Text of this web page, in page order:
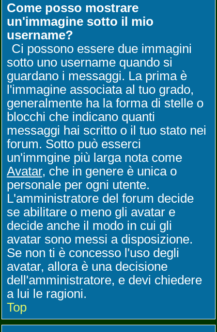
Come posso mostrare
un'immagine sotto il mio
username?
Ci possono essere due immagini
sotto uno username quando si
guardano i messaggi. La prima è
l'immagine associata al tuo grado,
generalmente ha la forma di stelle o
blocchi che indicano quanti
messaggi hai scritto o il tuo stato nei
forum. Sotto può esserci
un'immgine più larga nota come
Avatar, che in genere è unica o
personale per ogni utente.
L'amministratore del forum decide
se abilitare o meno gli avatar e
decide anche il modo in cui gli
avatar sono messi a disposizione.
Se non ti è concesso l'uso degli
avatar, allora è una decisione
dell'amministratore, e devi chiedere
a lui le ragioni.
Top